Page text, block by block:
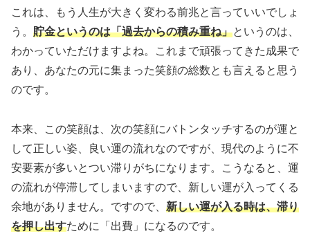
これは、もう人生が大きく変わる前兆と言っていいでしょ
う。 貯金というのは「過去からの積み重ね」というのは、
わかっていただけますよね。これまで頑張ってきた成果で
あり、あなたの元に集まった笑顔の総数とも言えると思う
のです。
本来、この笑顔は、次の笑顔にバトンタッチするのが運と
して正しい姿、良い運の流れなのですが、現代のように不
安要素が多いとつい滞りがちになります。こうなると、運
の流れが停滞してしまいますので、新しい運が入ってくる
余地がありません。ですので、 新しい運が入る時は、滞り
を押し出すために「出費」になるのです。